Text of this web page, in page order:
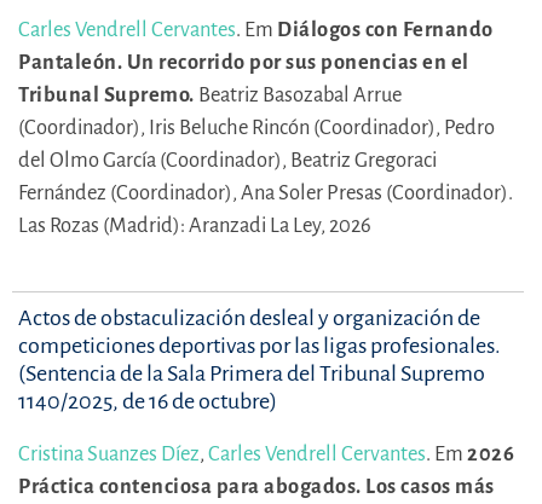
Carles Vendrell Cervantes. Em Diálogos con Fernando
Pantaleón. Un recorrido por sus ponencias en el
Tribunal Supremo. Beatriz Basozabal Arrue
(Coordinador), Iris Beluche Rincón (Coordinador), Pedro
del Olmo García (Coordinador), Beatriz Gregoraci
Fernández (Coordinador), Ana Soler Presas (Coordinador).
Las Rozas (Madrid): Aranzadi La Ley, 2026
Actos de obstaculización desleal y organización de
competiciones deportivas por las ligas profesionales.
(Sentencia de la Sala Primera del Tribunal Supremo
1140/2025, de 16 de octubre)
Cristina Suanzes Díez, Carles Vendrell Cervantes. Em 2026
Práctica contenciosa para abogados. Los casos más